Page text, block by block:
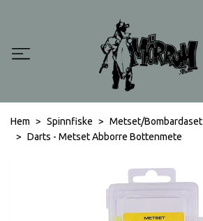
Hem Spinnfiske
Metset/Bombardaset
Darts - Metset Abborre Bottenmete